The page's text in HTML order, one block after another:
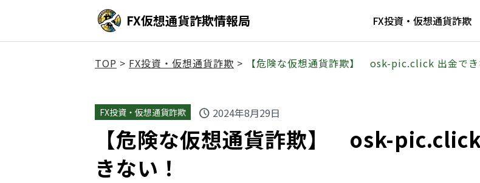
FX仮想通貨詐欺情報局 FX投資・仮想通貨詐欺
TOP > FX投資・仮想通貨詐欺 > 【危険な仮想通貨詐欺】 osk-pic.click 出金でき
FX投資・仮想通貨詐欺 schedule 2024年8月29日
【危険な仮想通貨詐欺】 osk-
きない！